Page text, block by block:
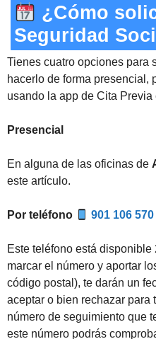
¿Cómo
Seguridad
Tienes cuatro opciones para
hacerlo de forma presencial,
usando la app de Cita Previa
Presencial
En alguna de las oficinas de
este artículo.
Por teléfono 901 106 570
Este teléfono está
marcar el número y aportar
código postal), te darán un
aceptar o bien rechazar para
número de seguimiento que
este número podrás